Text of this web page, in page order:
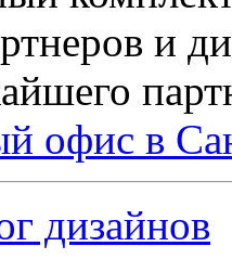
и
офис в
дизайнов